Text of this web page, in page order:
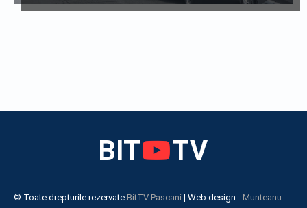
BIT TV
© Toate drepturile rezervate BitTV Pascani | Web design - Munteanu